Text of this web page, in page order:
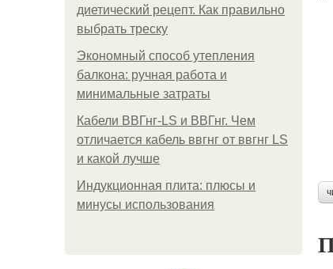
диетический рецепт. Как правильно
выбрать треску
Экономный способ утепления
балкона: ручная работа и
минимальные затраты
Кабели ВВГнг-LS и ВВГнг. Чем
отличается кабель ввгнг от ввгнг LS
и какой лучше
Индукционная плита: плюсы и
минусы использования